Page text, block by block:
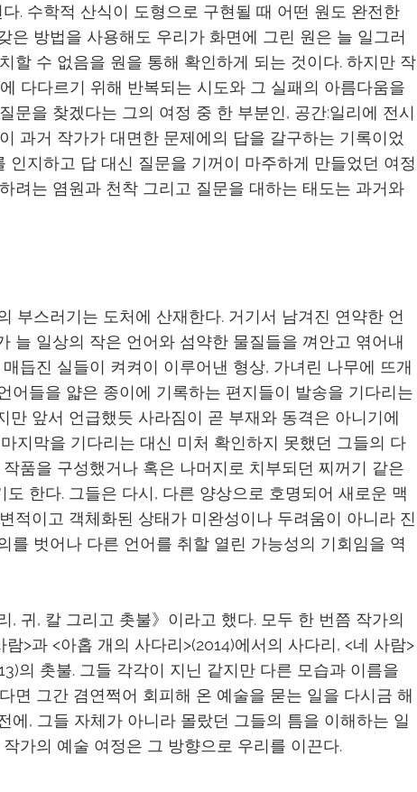
. 수학적 산식이 도형으로 구현될 때 어떤 원도 완전한
은 방법을 사용해도 우리가 화면에 그린 원은 늘 일그러
할 수 없음을 원을 통해 확인하게 되는 것이다. 하지만 작
다다르기 위해 반복되는 시도와 그 실패의 아름다움을
문을 찾겠다는 그의 여정 중 한 부분인, 공간:일리에 전시
과거 작가가 대면한 문제에의 답을 갈구하는 기록이었
인지하고 답 대신 질문을 기꺼이 마주하게 만들었던 여정
려는 염원과 천착 그리고 질문을 대하는 태도는 과거와
부스러기는 도처에 산재한다. 거기서 남겨진 연약한 언
늘 일상의 작은 언어와 섬약한 물질들을 껴안고 엮어내
듭진 실들이 켜켜이 이루어낸 형상, 가녀린 나무에 뜨개
어들을 얇은 종이에 기록하는 편지들이 발송을 기다리는
만 앞서 언급했듯 사라짐이 곧 부재와 동격은 아니기에
지막을 기다리는 대신 미처 확인하지 못했던 그들의 다
품을 구성했거나 혹은 나머지로 치부되던 찌꺼기 같은
한다. 그들은 다시, 다른 양상으로 호명되어 새로운 맥
적이고 객체화된 상태가 미완성이나 두려움이 아니라 진
를 벗어나 다른 언어를 취할 열린 가능성의 기회임을 역
, 귀, 칼 그리고 촛불》이라고 했다. 모두 한 번쯤 작가의
>과 <아홉 개의 사다리>(2014)에서의 사다리, <네 사람>
의 촛불. 그들 각각이 지닌 같지만 다른 모습과 이름을
면 그간 겸연쩍어 회피해 온 예술을 묻는 일을 다시금 해
에, 그들 자체가 아니라 몰랐던 그들의 틈을 이해하는 일
가의 예술 여정은 그 방향으로 우리를 이끈다.